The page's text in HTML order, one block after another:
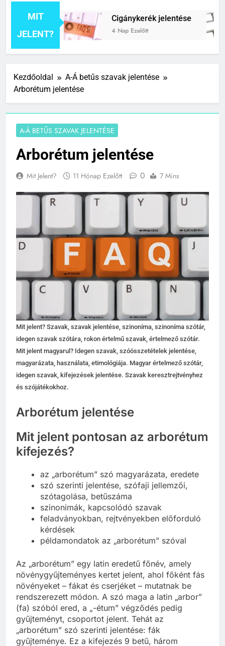
Cigánykerék jelentése
4 Nap Ezelőtt
Kezdőoldal
A-Á betűs szavak jelentése
A-Á BETŰS SZAVAK JELENTÉSE
Arborétum jelentése
Mit jelent? Szavak, szavak jelentése, szinoníma, szinoníma szótár,
idegen szavak szótára, rokon értelmű szavak, értelmező szótár.
Mit jelent magyarul? Idegen szavak, szóösszetételek jelentése,
magyarázata, használata, etimológiája. Magyar értelmező szótár,
idegen szavak, kifejezések jelentése. Szavak keresztrejtvényhez
Arborétum jelentése
Mit jelent pontosan az arborétum
kifejezés?
az „arborétum” szó magyarázata, eredete
szó szerinti jelentése, szófaji jellemzői,
szótagolása, betűszáma
szinonimák, kapcsolódó szavak
feladványokban, rejtvényekben előforduló
kérdések
Az „arborétum” egy latin eredetű főnév, amely
növénygyűjteményes kertet jelent, ahol főként fás
növényeket – fákat és cserjéket – mutatnak be
rendszerezett módon. A szó maga a latin „arbor”
(fa) szóból ered, a „-étum” végződés pedig
gyűjteményt, csoportot jelent. Tehát az
„arborétum” szó szerinti jelentése: fák